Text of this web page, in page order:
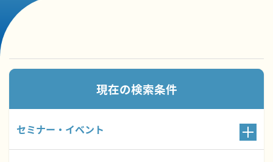
現在の検索条件
セミナー・イベント